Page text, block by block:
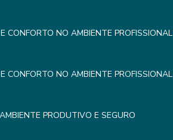
CONFORTO NO AMBIENTE PROFISSIONAL
CONFORTO NO AMBIENTE PROFISSIONAL
PRODUTIVO E SEGURO